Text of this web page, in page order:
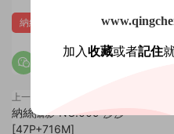
納絲攝影
上一篇
納絲攝影 NO.009 莎莎
[47P+716M]
加入收藏或者記住